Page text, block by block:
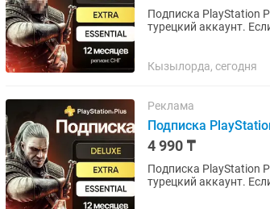
Подписка PlayStation
турецкий аккаунт. Если аккаунта нет -
Кызылорда, сегодня
Реклама
Подписка
4 990 ₸
Подписка PlayStation
турецкий аккаунт. Если аккаунта нет -